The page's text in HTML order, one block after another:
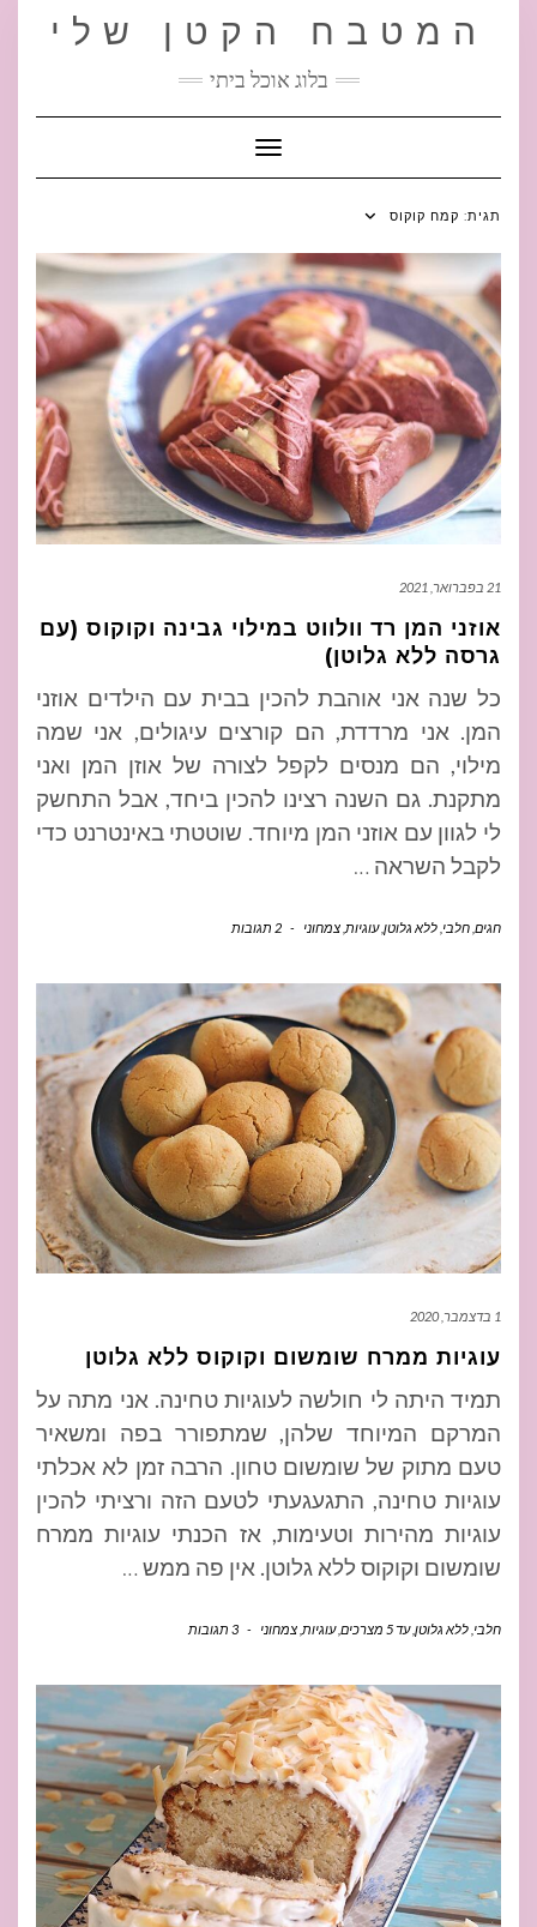
המטבח הקטן שלי
בלוג אוכל ביתי
Toggle Navigation
תגית: קמח קוקוס
21 בפברואר, 2021
אוזני המן רד וולווט במילוי גבינה וקוקוס (עם
גרסה ללא גלוטן)
כל שנה אני אוהבת להכין בבית עם הילדים אוזני
המן. אני מרדדת, הם קורצים עיגולים, אני שמה
מילוי, הם מנסים לקפל לצורה של אוזן המן ואני
מתקנת. גם השנה רצינו להכין ביחד, אבל התחשק
לי לגוון עם אוזני המן מיוחד. שוטטתי באינטרנט כדי
לקבל השראה
חגים חלבי ללא גלוטן ,עוגיות צמחוני - 2 תגובות
1 בדצמבר, 2020
עוגיות ממרח שומשום וקוקוס ללא גלוטן
תמיד היתה לי חולשה לעוגיות טחינה. אני מתה על
המרקם המיוחד שלהן, שמתפורר בפה ומשאיר
טעם מתוק של שומשום טחון. הרבה זמן לא אכלתי
עוגיות טחינה, התגעגעתי לטעם הזה ורציתי להכין
עוגיות מהירות וטעימות, אז הכנתי עוגיות ממרח
שומשום וקוקוס ללא גלוטן. אין פה ממש …
חלבי ללא גלוטן ,עד 5 מצרכים ,עוגיות צמחוני - 3 תגובות